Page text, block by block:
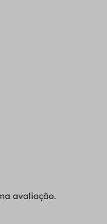
avaliação.